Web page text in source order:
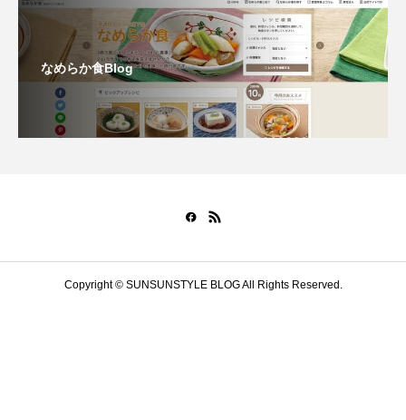
なめらか食Blog
Copyright © SUNSUNSTYLE BLOG All Rights Reserved.